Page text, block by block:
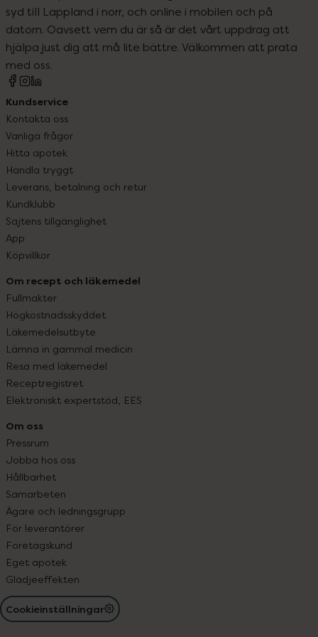
syd till Lappland i norr, och online i mobilen och på
datorn. Oavsett vem du är så är det vårt uppdrag att
hjälpa just dig att må lite bättre. Välkommen att prata
med oss.
Kundservice
Kontakta oss
Vanliga frågor
Hitta apotek
Handla tryggt
Leverans, betalning och retur
Kundklubb
Sajtens tillgänglighet
App
Köpvillkor
Om recept och läkemedel
Fullmakter
Högkostnadsskyddet
Läkemedelsutbyte
Lämna in gammal medicin
Resa med läkemedel
Receptregistret
Elektroniskt expertstöd, EES
Om oss
Pressrum
Jobba hos oss
Hållbarhet
Samarbeten
Ägare och ledningsgrupp
För leverantörer
Företagskund
Eget apotek
Glädjeeffekten
Cookieinställningar